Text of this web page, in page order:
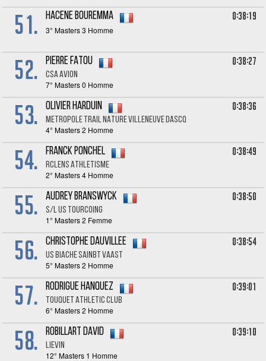
51. Hacene BOUREMMA
3° Masters 3 Homme
0:38:19
52. Pierre FATOU
CSA AVION
7° Masters 0 Homme
0:38:27
53. Olivier HARDUIN
METROPOLE TRAIL NATURE VILLENEUVE DASCQ
4° Masters 2 Homme
0:38:36
54. Franck PONCHEL
RCLENS ATHLETISME
2° Masters 4 Homme
0:38:49
55. Audrey BRANSWYCK
S/L US TOURCOING
1° Masters 2 Femme
0:38:50
56. Christophe DAUVILLEE
US BIACHE SAINBT VAAST
5° Masters 2 Homme
0:38:54
57. Rodrigue HANQUEZ
TOUQUET ATHLETIC CLUB
6° Masters 2 Homme
0:39:01
58. Robillart DAVID
Lievin
12° Masters 1 Homme
0:39:10